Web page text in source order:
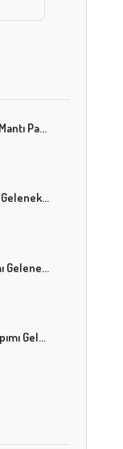
Süper Ekonomik Toplu Mantı Paketi (5 Kg)
Bodrum Mantı Fiyatları | Geleneksel Türk Mantısı Online Sipariş
Bodrum Mantı | El Yapımı Geleneksel Mantı Lezzeti
Kayseri Boş Mantı | El Yapımı Geleneksel Fırınlanmış Mantı